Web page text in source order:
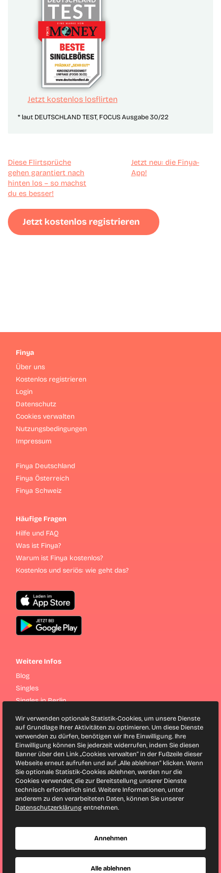
Jetzt kostenlos losflirten
* laut DEUTSCHLAND TEST, FOCUS Ausgabe 30/22
Diese Flirtsprüche
gehen garantiert nach
hinten los – so machst
du es besser!
Jetzt neu: die Finya-
App!
Jetzt kostenlos registrieren
Finya
Über uns
Kostenlos registrieren
Login
Datenschutz
Cookies verwalten
Nutzungsbedingungen
Impressum
Finya Deutschland
Finya Österreich
Finya Schweiz
Häufige Fragen
Hilfe und FAQ
Was ist Finya?
Warum ist Finya kostenlos?
Kostenlos und seriös: wie geht das?
Weitere Infos
Blog
Singles
Singles in Berlin
Singles in München
Singles in Köln
Singles in Frankfurt
Finya bei Facebook
Finya bei Twitter
Seitenanfang
Copyright © 2001-2026 Finya GmbH & Co. KG. Alle Rechte
Wir verwenden optionale Statistik-Cookies, um unsere Dienste
auf Grundlage Ihrer Aktivitäten zu optimieren. Um diese Dienste
verwenden zu dürfen, benötigen wir Ihre Einwilligung. Ihre
Einwilligung können Sie jederzeit widerrufen, indem Sie diesen
Banner über den Link „Cookies verwalten“ in der Fußzeile dieser
Webseite erneut aufrufen und auf „Alle ablehnen“ klicken. Wenn
Sie optionale Statistik-Cookies ablehnen, werden nur die
Cookies verwendet, die zur Bereitstellung unserer Dienste
technisch erforderlich sind. Weitere Informationen, unter
anderem zu den verarbeiteten Daten, können Sie unserer
Datenschutzerklärung entnehmen.
Annehmen
Alle ablehnen